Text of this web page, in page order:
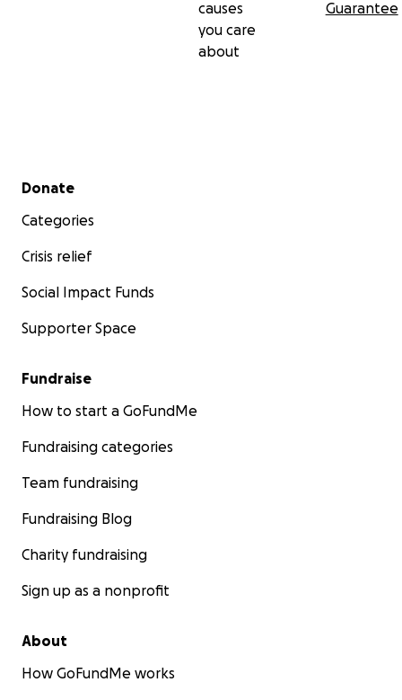
causes
you care
about
Guarantee
Secondary menu
Donate
Categories
Crisis relief
Social Impact Funds
Supporter Space
Fundraise
How to start a GoFundMe
Fundraising categories
Team fundraising
Fundraising Blog
Charity fundraising
Sign up as a nonprofit
About
How GoFundMe works